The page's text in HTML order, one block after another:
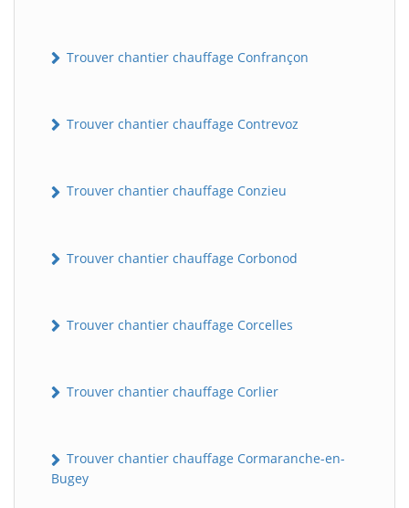
Trouver chantier chauffage Confrançon
Trouver chantier chauffage Contrevoz
Trouver chantier chauffage Conzieu
Trouver chantier chauffage Corbonod
Trouver chantier chauffage Corcelles
Trouver chantier chauffage Corlier
Trouver chantier chauffage Cormaranche-en-
Bugey
B BatiWebPro
Assistant en ligne